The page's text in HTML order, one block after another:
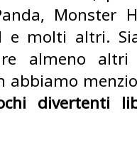
Monster
e molti altri.
almeno
abbiamo
divertenti